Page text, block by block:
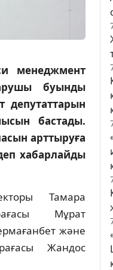
менеджмент
буынды
депутаттарын
бастады.
арттыруға
хабарлайды
Тамара
Мұрат
және
Жандос